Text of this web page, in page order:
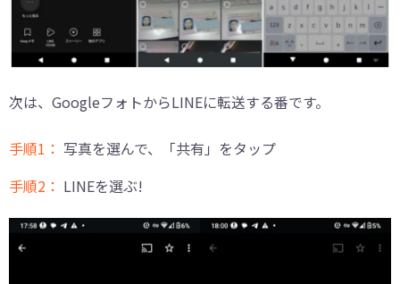
次は、GoogleフォトからLINEに転送する番です。
手順1： 写真を選んで、「共有」をタップ
手順2： LINEを選ぶ!